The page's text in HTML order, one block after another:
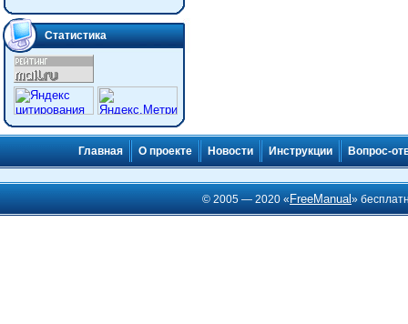
Статистика
Главная О проекте Новости Инструкции Вопрос-
© 2005 — 2020 « FreeManual»